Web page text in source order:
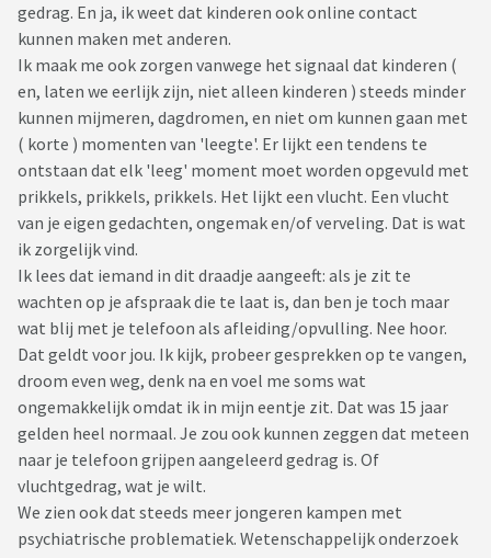
gedrag. En ja, ik weet dat kinderen ook online contact
kunnen maken met anderen.
Ik maak me ook zorgen vanwege het signaal dat kinderen (
en, laten we eerlijk zijn, niet alleen kinderen ) steeds minder
kunnen mijmeren, dagdromen, en niet om kunnen gaan met
( korte ) momenten van 'leegte'. Er lijkt een tendens te
ontstaan dat elk 'leeg' moment moet worden opgevuld met
prikkels, prikkels, prikkels. Het lijkt een vlucht. Een vlucht
van je eigen gedachten, ongemak en/of verveling. Dat is wat
ik zorgelijk vind.
Ik lees dat iemand in dit draadje aangeeft: als je zit te
wachten op je afspraak die te laat is, dan ben je toch maar
wat blij met je telefoon als afleiding/opvulling. Nee hoor.
Dat geldt voor jou. Ik kijk, probeer gesprekken op te vangen,
droom even weg, denk na en voel me soms wat
ongemakkelijk omdat ik in mijn eentje zit. Dat was 15 jaar
gelden heel normaal. Je zou ook kunnen zeggen dat meteen
naar je telefoon grijpen aangeleerd gedrag is. Of
vluchtgedrag, wat je wilt.
We zien ook dat steeds meer jongeren kampen met
psychiatrische problematiek. Wetenschappelijk onderzoek